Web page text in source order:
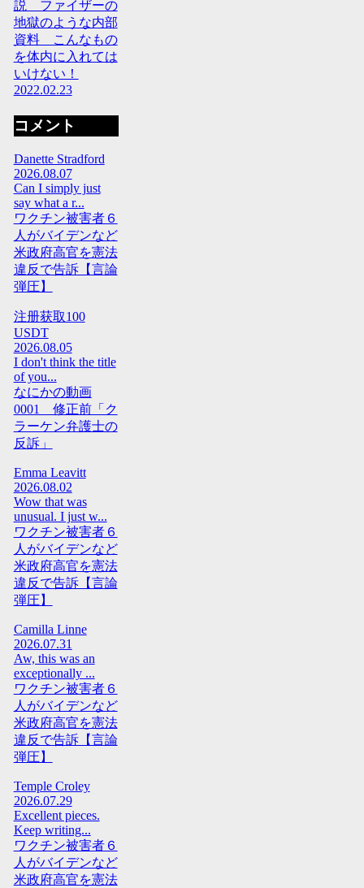
説 ファイザーの
地獄のような内部
資料 こんなもの
を体内に入れては
いけない！
2022.02.23
コメント
Danette Stradford
2026.08.07
Can I simply just
say what a r...
ワクチン被害者６
人がバイデンなど
米政府高官を憲法
違反で告訴【言論
弾圧】
注册获取100
USDT
2026.08.05
I don't think the title
of you...
なにかの動画
0001 修正前「ク
ラーケン弁護士の
反訴」
Emma Leavitt
2026.08.02
Wow that was
unusual. I just w...
ワクチン被害者６
人がバイデンなど
米政府高官を憲法
違反で告訴【言論
弾圧】
Camilla Linne
2026.07.31
Aw, this was an
exceptionally ...
ワクチン被害者６
人がバイデンなど
米政府高官を憲法
違反で告訴【言論
弾圧】
Temple Croley
2026.07.29
Excellent pieces.
Keep writing...
ワクチン被害者６
人がバイデンなど
米政府高官を憲法